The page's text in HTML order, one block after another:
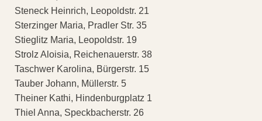
Steneck Heinrich, Leopoldstr. 21
Sterzinger Maria, Pradler Str. 35
Stieglitz Maria, Leopoldstr. 19
Strolz Aloisia, Reichenauerstr. 38
Taschwer Karolina, Bürgerstr. 15
Tauber Johann, Müllerstr. 5
Theiner Kathi, Hindenburgplatz 1
Thiel Anna, Speckbacherstr. 26